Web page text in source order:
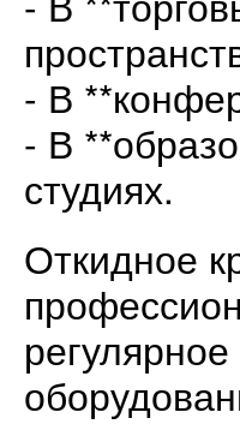
- В
- В
студиях.
Откидное